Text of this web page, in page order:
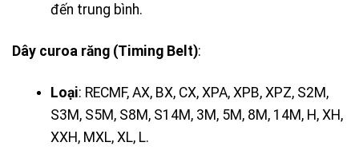
đến trung bình.
Dây curoa răng (Timing Belt):
Loại: RECMF, AX, BX, CX, XPA, XPB, XPZ, S2M,
S3M, S5M, S8M, S14M, 3M, 5M, 8M, 14M, H, XH,
XXH, MXL, XL, L.